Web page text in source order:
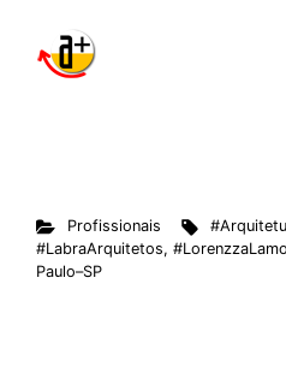
Profissionais
#LabraArquitetos,
Paulo–SP